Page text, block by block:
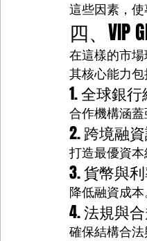
這些因素，使
四、VIP
在這樣的市
其核心能力包
1. 全球銀行
合作機構涵蓋
2. 跨境融
打造最優資本
3. 貨幣與利
降低融資成本
4. 法規與
確保結構合法